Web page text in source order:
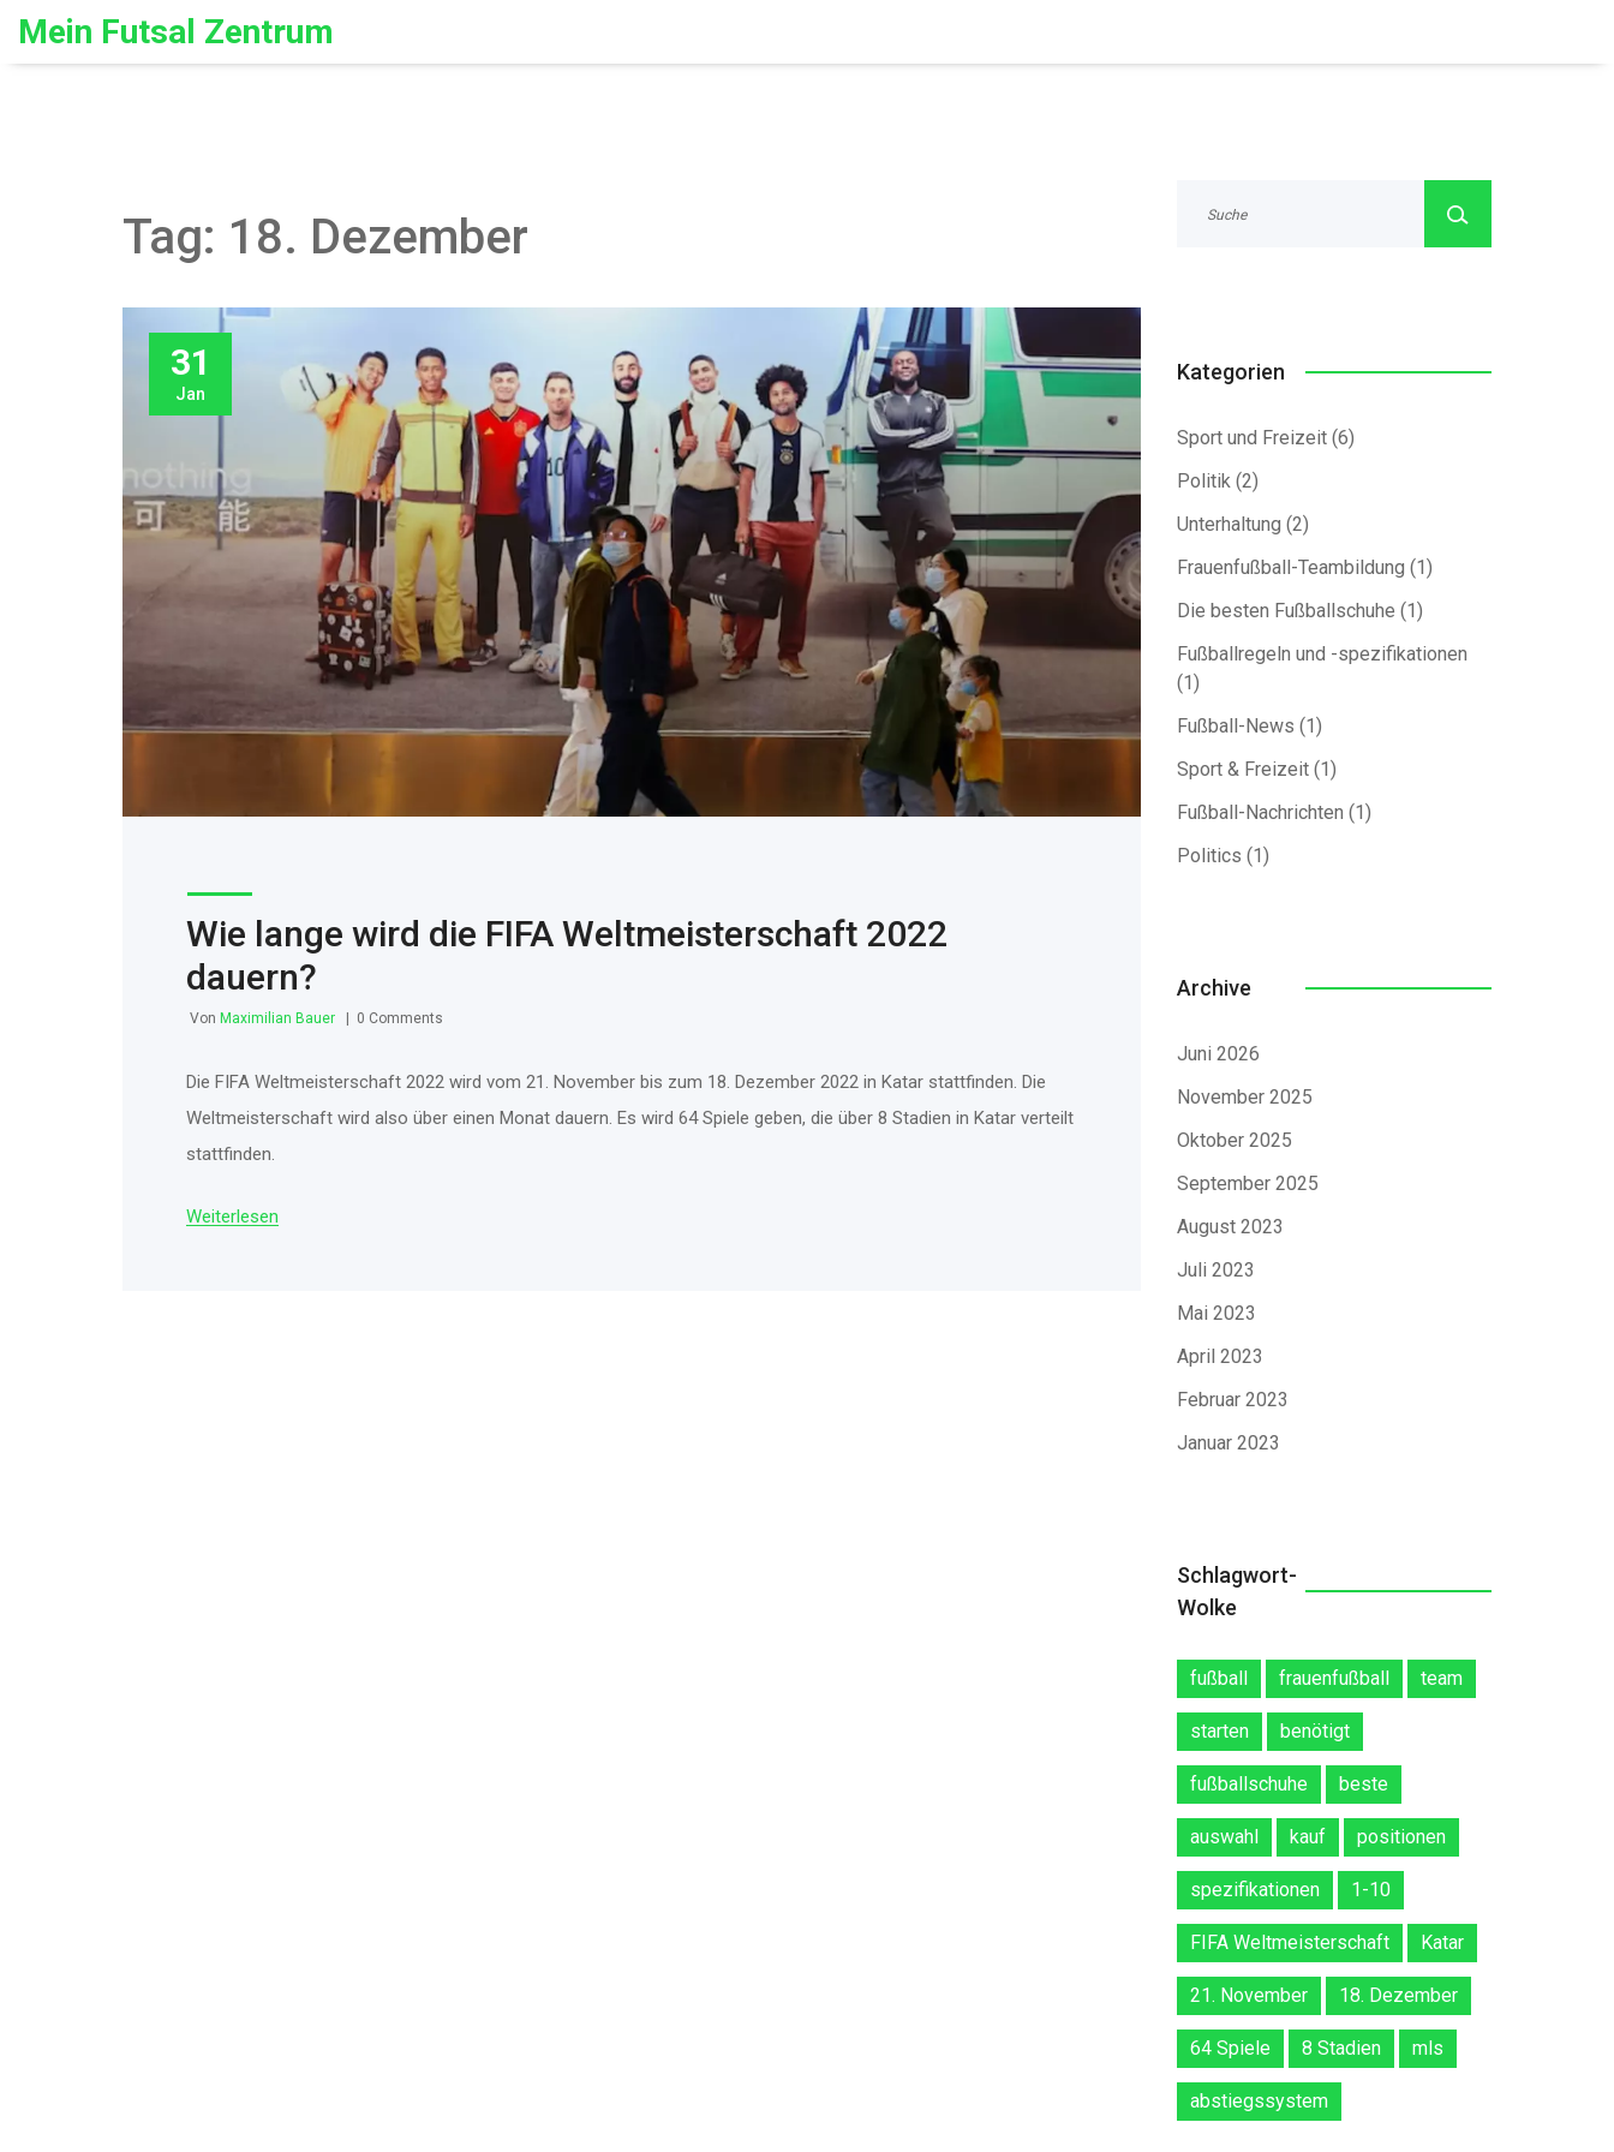
Mein Futsal Zentrum
Tag: 18. Dezember
31
Jan
Wie lange wird die FIFA Weltmeisterschaft 2022
dauern?
Von Maximilian Bauer 0 Comments
Die FIFA Weltmeisterschaft 2022 wird vom 21. November bis zum 18. Dezember 2022 in Katar stattfinden. Die
Weltmeisterschaft wird also über einen Monat dauern. Es wird 64 Spiele geben, die über 8 Stadien in Katar verteilt
stattfinden.
Weiterlesen
Kategorien
Sport und Freizeit (6)
Politik (2)
Unterhaltung (2)
Frauenfußball-Teambildung (1)
Die besten Fußballschuhe (1)
Fußballregeln und -spezifikationen
(1)
Fußball-News (1)
Sport & Freizeit (1)
Fußball-Nachrichten (1)
Politics (1)
Archive
Juni 2026
November 2025
Oktober 2025
September 2025
August 2023
Juli 2023
Mai 2023
April 2023
Februar 2023
Januar 2023
Schlagwort-
Wolke
fußball frauenfußball team
starten benötigt
fußballschuhe beste
auswahl kauf positionen
spezifikationen 1-10
FIFA Weltmeisterschaft Katar
21. November 18. Dezember
64 Spiele 8 Stadien mls
abstiegssystem